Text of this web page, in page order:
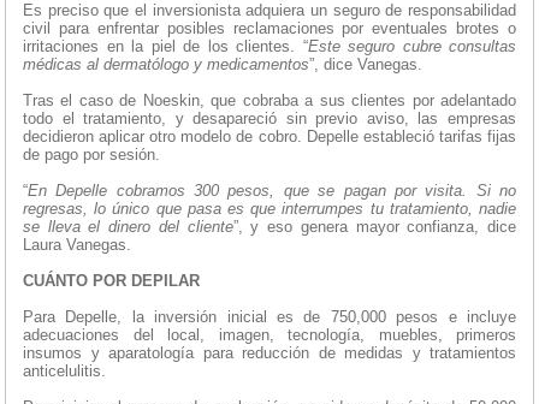
Es preciso que el inversionista adquiera un seguro de responsabilidad
civil para enfrentar posibles reclamaciones por eventuales brotes o
irritaciones en la piel de los clientes. “Este seguro cubre consultas
médicas al dermatólogo y medicamentos”, dice Vanegas.
Tras el caso de Noeskin, que cobraba a sus clientes por adelantado
todo el tratamiento, y desapareció sin previo aviso, las empresas
decidieron aplicar otro modelo de cobro. Depelle estableció tarifas fijas
de pago por sesión.
“En Depelle cobramos 300 pesos, que se pagan por visita. Si no
regresas, lo único que pasa es que interrumpes tu tratamiento, nadie
se lleva el dinero del cliente”, y eso genera mayor confianza, dice
Laura Vanegas.
CUÁNTO POR DEPILAR
Para Depelle, la inversión inicial es de 750,000 pesos e incluye
adecuaciones del local, imagen, tecnología, muebles, primeros
insumos y aparatología para reducción de medidas y tratamientos
anticelulitis.